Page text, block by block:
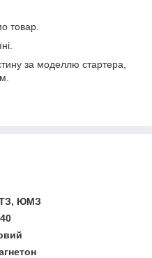
товар.
за моделлю стартера,
ЮМЗ